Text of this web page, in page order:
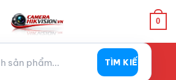
0
TÌM KIẾM